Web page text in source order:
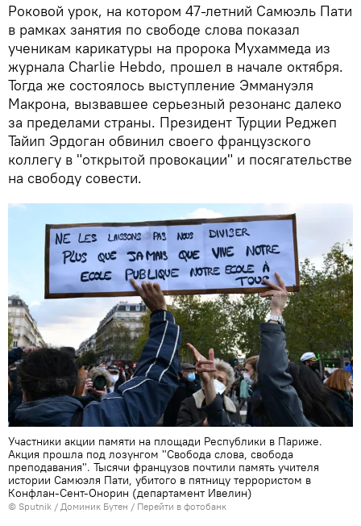
Роковой урок, на котором 47-летний Самюэль Пати
в рамках занятия по свободе слова показал
ученикам карикатуры на пророка Мухаммеда из
журнала Charlie Hebdo, прошел в начале октября.
Тогда же состоялось выступление Эммануэля
Макрона, вызвавшее серьезный резонанс далеко
за пределами страны. Президент Турции Реджеп
Тайип Эрдоган обвинил своего французского
коллегу в "открытой провокации" и посягательстве
на свободу совести.
Участники акции памяти на площади Республики в Париже.
Акция прошла под лозунгом "Свобода слова, свобода
преподавания". Тысячи французов почтили память учителя
истории Самюэля Пати, убитого в пятницу террористом в
Конфлан-Сент-Онорин (департамент Ивелин)
© Sputnik / Доминик Бутен / Перейти в фотобанк